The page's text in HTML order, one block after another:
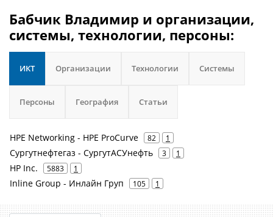
Бабчик Владимир и организации,
системы, технологии, персоны:
ИКТ Организации Технологии Системы
Персоны География Статьи
HPE Networking - HPE ProCurve 82 1
Сургутнефтегаз - СургутАСУнефть 3 1
HP Inc. 5883 1
Inline Group - Инлайн Груп 105 1